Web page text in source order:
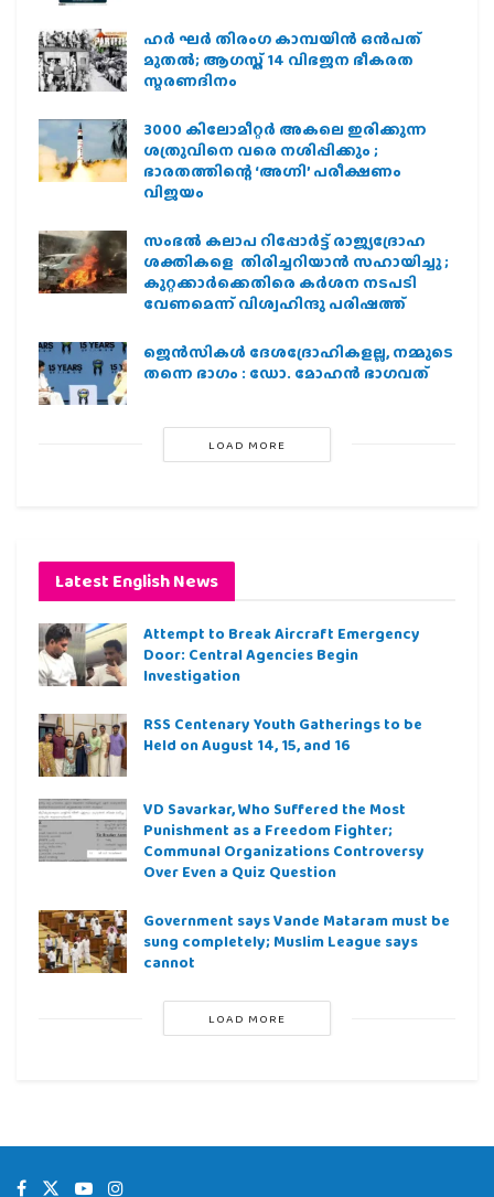
ഹര്‍ ഘര്‍ തിരംഗ കാമ്പയിന്‍ ഒന്‍പത്
മുതല്‍; ആഗസ്ത് 14 വിഭജന ഭീകരത
സ്മരണദിനം
3000 കിലോമീറ്റർ അകലെ ഇരിക്കുന്ന
ശത്രുവിനെ വരെ നശിപ്പിക്കും ;
ഭാരതത്തിന്റെ ‘അഗ്നി’ പരീക്ഷണം
വിജയം
സംഭൽ കലാപ റിപ്പോർട്ട് രാജ്യദ്രോഹ
ശക്തികളെ തിരിച്ചറിയാൻ സഹായിച്ചു ;
കുറ്റക്കാർക്കെതിരെ കർശന നടപടി
വേണമെന്ന് വിശ്വഹിന്ദു പരിഷത്ത്
ജെന്‍സികള്‍ ദേശദ്രോഹികളല്ല, നമ്മുടെ
തന്നെ ഭാഗം : ഡോ. മോഹന്‍ ഭാഗവത്
LOAD MORE
Latest English News
Attempt to Break Aircraft Emergency
Door: Central Agencies Begin
Investigation
RSS Centenary Youth Gatherings to be
Held on August 14, 15, and 16
VD Savarkar, Who Suffered the Most
Punishment as a Freedom Fighter;
Communal Organizations Controversy
Over Even a Quiz Question
Government says Vande Mataram must be
sung completely; Muslim League says
cannot
LOAD MORE